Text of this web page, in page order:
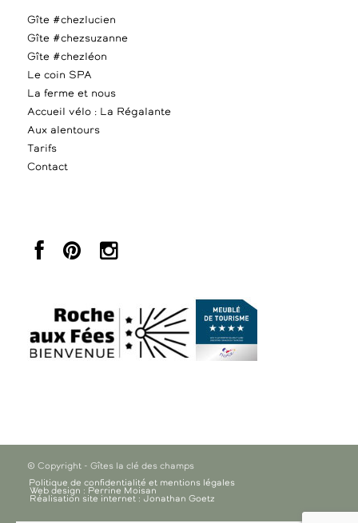
Gîte #chezlucien
Gîte #chezsuzanne
Gîte #chezléon
Le coin SPA
La ferme et nous
Accueil vélo : La Régalante
Aux alentours
Tarifs
Contact
© Copyright - Gîtes la clé des champs
Politique de confidentialité et mentions légales
Web design : Perrine Moisan
Réalisation site internet : Jonathan Goetz